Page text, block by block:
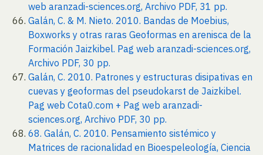
web aranzadi-sciences.org, Archivo PDF, 31 pp.
Galán, C. & M. Nieto. 2010. Bandas de Moebius,
Boxworks y otras raras Geoformas en arenisca de la
Formación Jaizkibel. Pag web aranzadi-sciences.org,
Archivo PDF, 30 pp.
Galán, C. 2010. Patrones y estructuras disipativas en
cuevas y geoformas del pseudokarst de Jaizkibel.
Pag web Cota0.com + Pag web aranzadi-
sciences.org, Archivo PDF, 30 pp.
68. Galán, C. 2010. Pensamiento sistémico y
Matrices de racionalidad en Bioespeleología, Ciencia